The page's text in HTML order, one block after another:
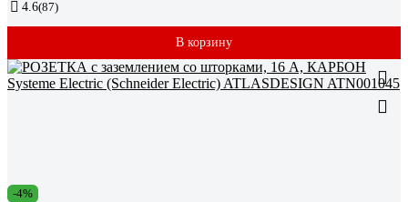
4.6(87)
В корзину
-4%